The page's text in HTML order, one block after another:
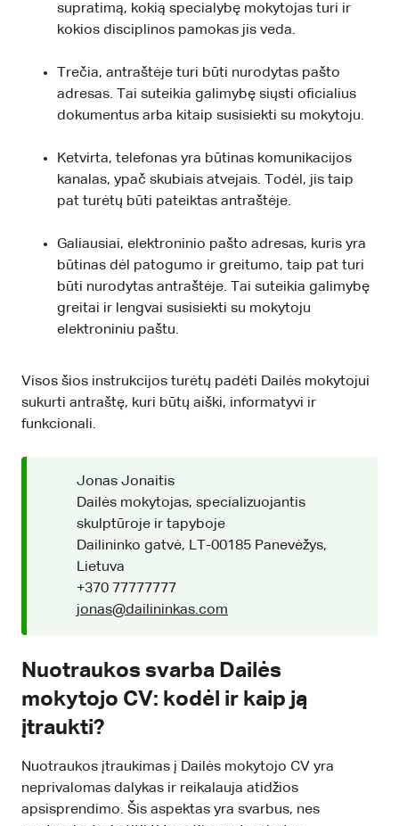
supratimą, kokią specialybę mokytojas turi ir
kokios disciplinos pamokas jis veda.
Trečia, antraštėje turi būti nurodytas pašto
adresas. Tai suteikia galimybę siųsti oficialius
dokumentus arba kitaip susisiekti su mokytoju.
Ketvirta, telefonas yra būtinas komunikacijos
kanalas, ypač skubiais atvejais. Todėl, jis taip
pat turėtų būti pateiktas antraštėje.
Galiausiai, elektroninio pašto adresas, kuris yra
būtinas dėl patogumo ir greitumo, taip pat turi
būti nurodytas antraštėje. Tai suteikia galimybę
greitai ir lengvai susisiekti su mokytoju
elektroniniu paštu.
Visos šios instrukcijos turėtų padėti Dailės mokytojui
sukurti antraštę, kuri būtų aiški, informatyvi ir
funkcionali.
Jonas Jonaitis
Dailės mokytojas, specializuojantis
skulptūroje ir tapyboje
Dailininko gatvė, LT-00185 Panevėžys,
Lietuva
+370 77777777
jonas@dailininkas.com
Nuotraukos svarba Dailės
mokytojo CV: kodėl ir kaip ją
įtraukti?
Nuotraukos įtraukimas į Dailės mokytojo CV yra
neprivalomas dalykas ir reikalauja atidžios
apsisprendimo. Šis aspektas yra svarbus, nes